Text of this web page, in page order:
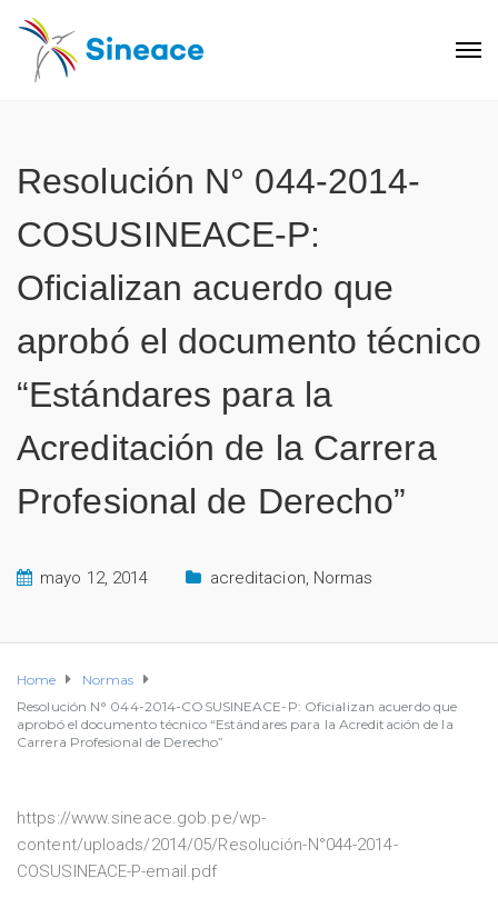
Resolución N° 044-2014-
COSUSINEACE-P:
Oficializan acuerdo que
aprobó el documento técnico
“Estándares para la
Acreditación de la Carrera
Profesional de Derecho”
mayo 12, 2014 acreditacion, Normas
Home
Normas
Resolución N° 044-2014-COSUSINEACE-P: Oficializan acuerdo que
aprobó el documento técnico “Estándares para la Acreditación de la
Carrera Profesional de Derecho”
https://www.sineace.gob.pe/wp-
content/uploads/2014/05/Resolución-N°044-2014-
COSUSINEACE-P-email.pdf